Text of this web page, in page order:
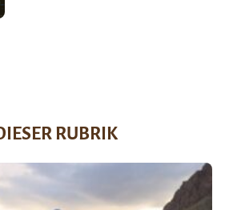
RUBRIK